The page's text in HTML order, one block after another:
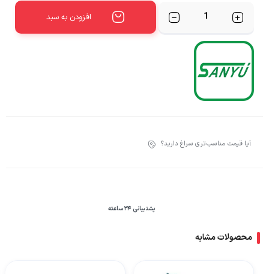
تعداد
افزودن به سبد
آیا قیمت مناسب‌تری سراغ دارید؟
پشتیبانی 24 ساعته
محصولات مشابه